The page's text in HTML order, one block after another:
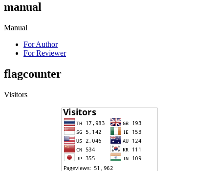
manual
Manual
For Author
For Reviewer
flagcounter
Visitors